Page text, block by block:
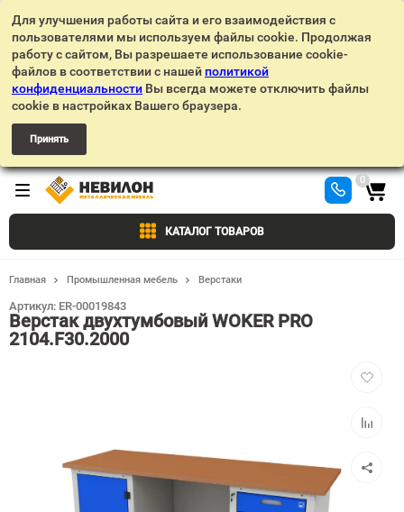
Для улучшения работы сайта и его взаимодействия с
пользователями мы используем файлы cookie. Продолжая
работу с сайтом, Вы разрешаете использование cookie-
файлов в соответствии с нашей политикой
конфиденциальности Вы всегда можете отключить файлы
cookie в настройках Вашего браузера.
Принять
КАТАЛОГ ТОВАРОВ
0
Главная Промышленная мебель Верстаки
Верстак двухтумбовый WOKER PRO
2104.F30.2000
Артикул: ER-00019843